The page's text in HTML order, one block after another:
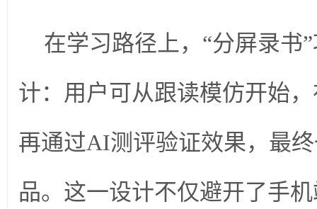
在学习路径上，“分屏录书
计：用户可从跟读模仿开始
再通过AI测评验证效果，最
品。这一设计不仅避开了手